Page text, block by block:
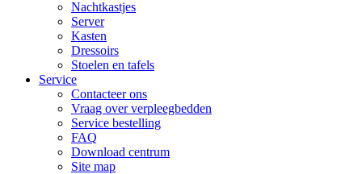
Nachtkastjes
Server
Kasten
Dressoirs
Stoelen en tafels
Service
Contacteer ons
Vraag over verpleegbedden
Service bestelling
FAQ
Download centrum
Site map